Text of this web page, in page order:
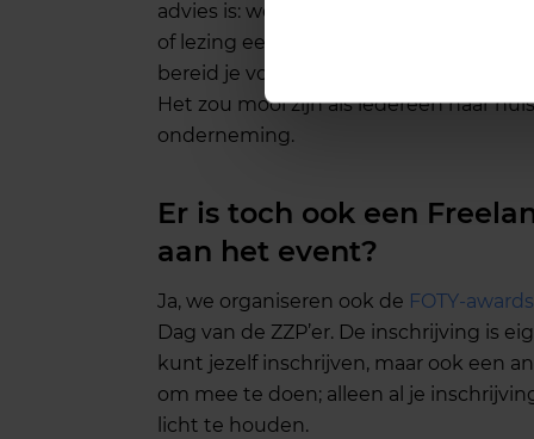
advies is: wees niet te bescheiden.
of lezing een praatje met je buurman,
bereid je voor, weet welke sprekers
Het zou mooi zijn als iedereen naar
onderneming.
Er is toch ook een
aan het event?
Ja, we organiseren ook de FOTY-awards
Dag van de ZZP’er. De inschrijving is
kunt jezelf inschrijven, maar ook een
om mee te doen; alleen al je
licht te houden.